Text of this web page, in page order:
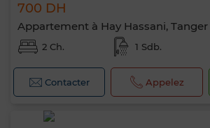
700 DH
Appartement à Hay Hassani, Tanger
2 Ch. 1 Sdb.
Contacter Appelez